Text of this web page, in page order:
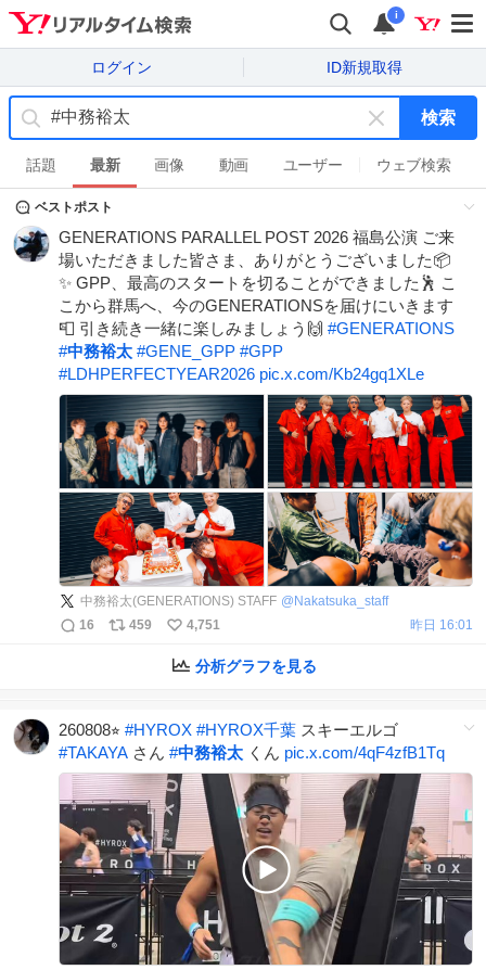
i
ログイン ID新規取得
キ
ー
ワ
ド
を
消
す
検索
話題 最新 画像 動画 ユーザー ウェブ検索
ベストポスト
GENERATIONS PARALLEL POST 2026 福島公演 ご来
場いただきました皆さま、ありがとうございました📦
✨ GPP、最高のスタートを切ることができました🕺 こ
こから群馬へ、今のGENERATIONSを届けにいきます
📮 引き続き一緒に楽しみましょう🙌 #GENERATIONS
#中務裕太 #GENE_GPP #GPP
#LDHPERFECTYEAR2026 pic.x.com/Kb24gq1XLe
中務裕太(GENERATIONS) STAFF @ Nakatsuka_staff
16
459 4,751 昨日 16:01
分析グラフを見る
260808⭐︎ #HYROX #HYROX千葉 スキーエルゴ
#TAKAYA さん #中務裕太 くん pic.x.com/4qF4zfB1Tq